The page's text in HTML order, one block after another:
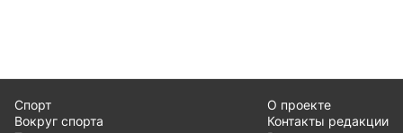
Спорт
Вокруг спорта
О проекте
Контакты редакции